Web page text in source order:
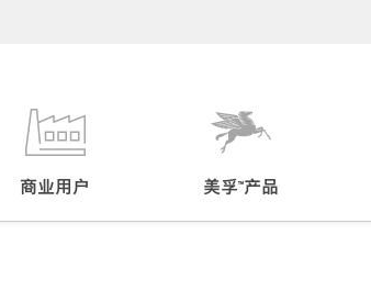
商业用户 美孚™产品